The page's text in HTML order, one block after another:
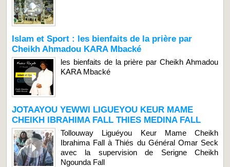
Islam et Sport : les bienfaits de la prière par
Cheikh Ahmadou KARA Mbacké
les bienfaits de la prière par Cheikh Ahmadou
KARA Mbacké
JOTAAYOU YEWWI LIGUEYOU KEUR MAME
CHEIKH IBRAHIMA FALL THIES MEDINA FALL
Tollouway Liguéyou Keur Mame Cheikh
Ibrahima Fall à Thiés du Général Omar Seck
avec la supervision de Serigne Cheikh
Ngounda Fall